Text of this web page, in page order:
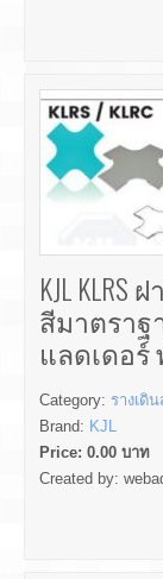
KJL
สีมาตราฐ
แลดเดอร์
Category: รางเดิ
Brand: KJL
Price: 0.00 บาท
Created by: